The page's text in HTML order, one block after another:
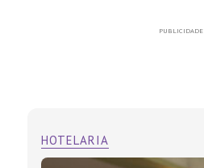
PUBLICIDADE
HOTELARIA